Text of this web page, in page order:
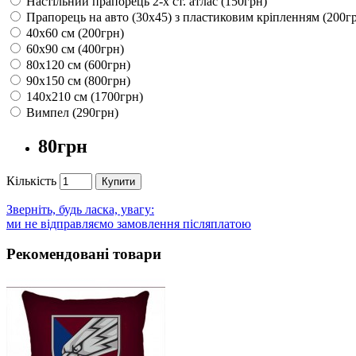
Прапорець на авто (30х45) з пластиковим кріпленням
40х60 см (200грн)
60х90 см (400грн)
80х120 см (600грн)
90х150 см (800грн)
140х210 см (1700грн)
Вимпел (290грн)
80грн
Кількість Купити
Зверніть, будь ласка, увагу:
ми не відправляємо замовлення післяплатою
Рекомендовані товари